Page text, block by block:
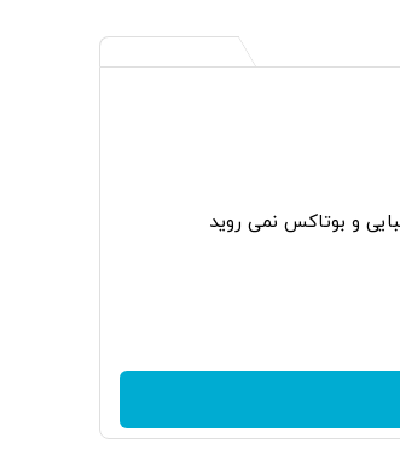
و بوتاکس نمی روید